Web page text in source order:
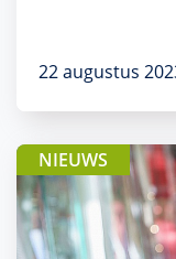
22 augustus
NIEUWS